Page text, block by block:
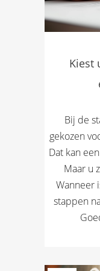
Kiest
Bij de
gekozen
Dat kan
Maar u
Wanneer
stappen